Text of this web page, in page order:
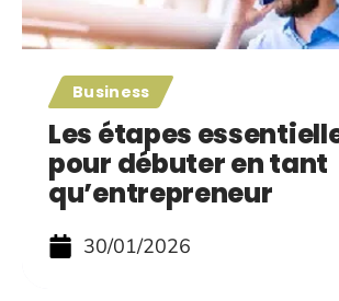
Business
Les étapes
pour débuter en tant
qu’entrepreneur
30/01/2026